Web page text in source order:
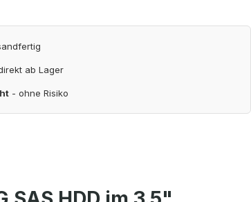
ab Lager
- ohne Risiko